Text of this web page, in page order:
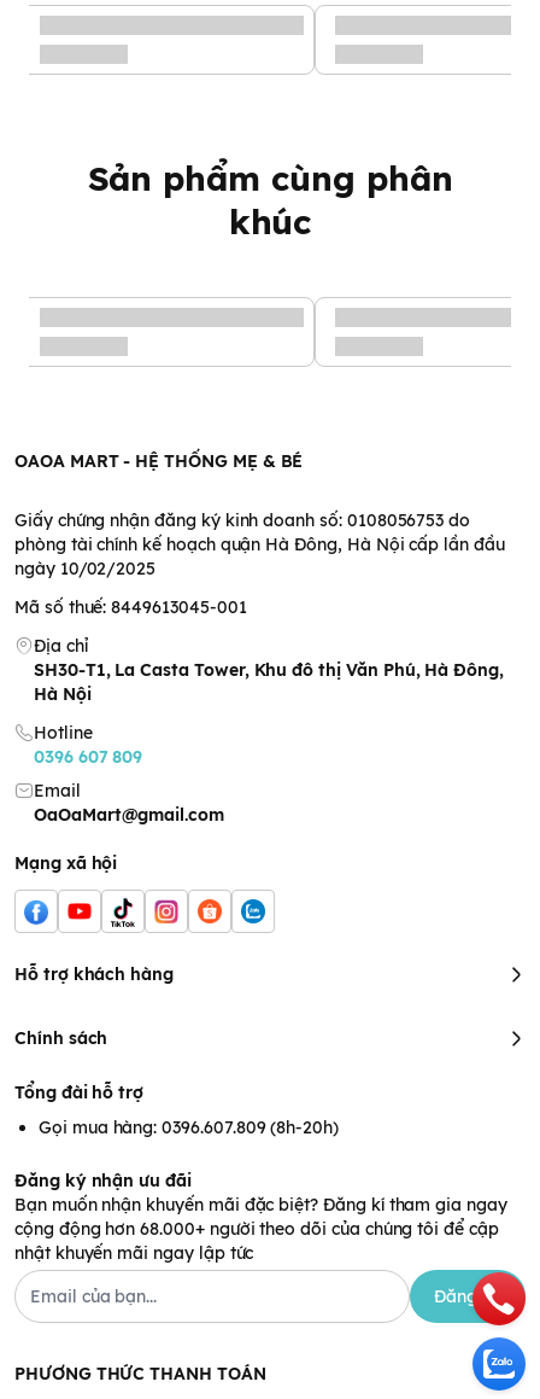
Sản phẩm cùng phân
khúc
OAOA MART - HỆ THỐNG MẸ & BÉ
Giấy chứng nhận đăng ký kinh doanh số: 0108056753 do
phòng tài chính kế hoạch quận Hà Đông, Hà Nội cấp lần đầu
ngày 10/02/2025
Mã số thuế: 8449613045-001
Địa chỉ
SH30-T1, La Casta Tower, Khu đô thị Văn Phú, Hà Đông,
Hà Nội
Hotline
0396 607 809
Email
OaOaMart@gmail.com
Mạng xã hội
Hỗ trợ khách hàng
Chính sách
Tổng đài hỗ trợ
Gọi mua hàng: 0396.607.809 (8h-20h)
Đăng ký nhận ưu đãi
Bạn muốn nhận khuyến mãi đặc biệt? Đăng kí tham gia ngay
cộng động hơn 68.000+ người theo dõi của chúng tôi để cập
nhật khuyến mãi ngay lập tức
Đăng ký
PHƯƠNG THỨC THANH TOÁN